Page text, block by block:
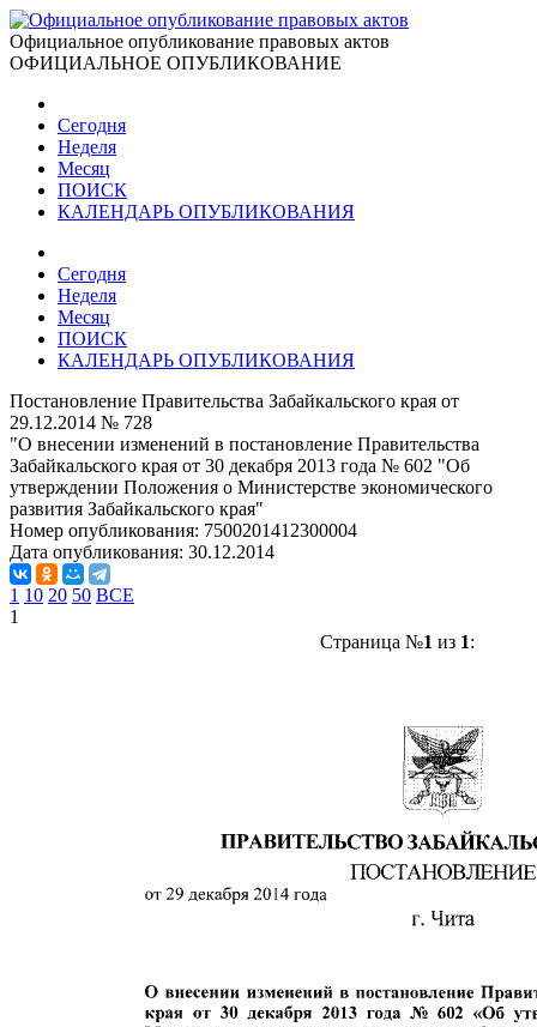
Официальное опубликование правовых актов
ОФИЦИАЛЬНОЕ ОПУБЛИКОВАНИЕ
Сегодня
Неделя
Месяц
ПОИСК
КАЛЕНДАРЬ ОПУБЛИКОВАНИЯ
Сегодня
Неделя
Месяц
ПОИСК
КАЛЕНДАРЬ ОПУБЛИКОВАНИЯ
Постановление Правительства Забайкальского края от
29.12.2014 № 728
"О внесении изменений в постановление Правительства
Забайкальского края от 30 декабря 2013 года № 602 "Об
утверждении Положения о Министерстве экономического
развития Забайкальского края"
Номер опубликования: 7500201412300004
Дата опубликования: 30.12.2014
1 10 20 50 ВСЕ
1
Страница №1 из 1: